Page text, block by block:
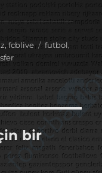
, fcblive Etiketler
futbol,
bir